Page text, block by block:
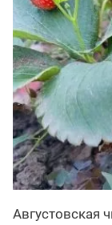
Августовская